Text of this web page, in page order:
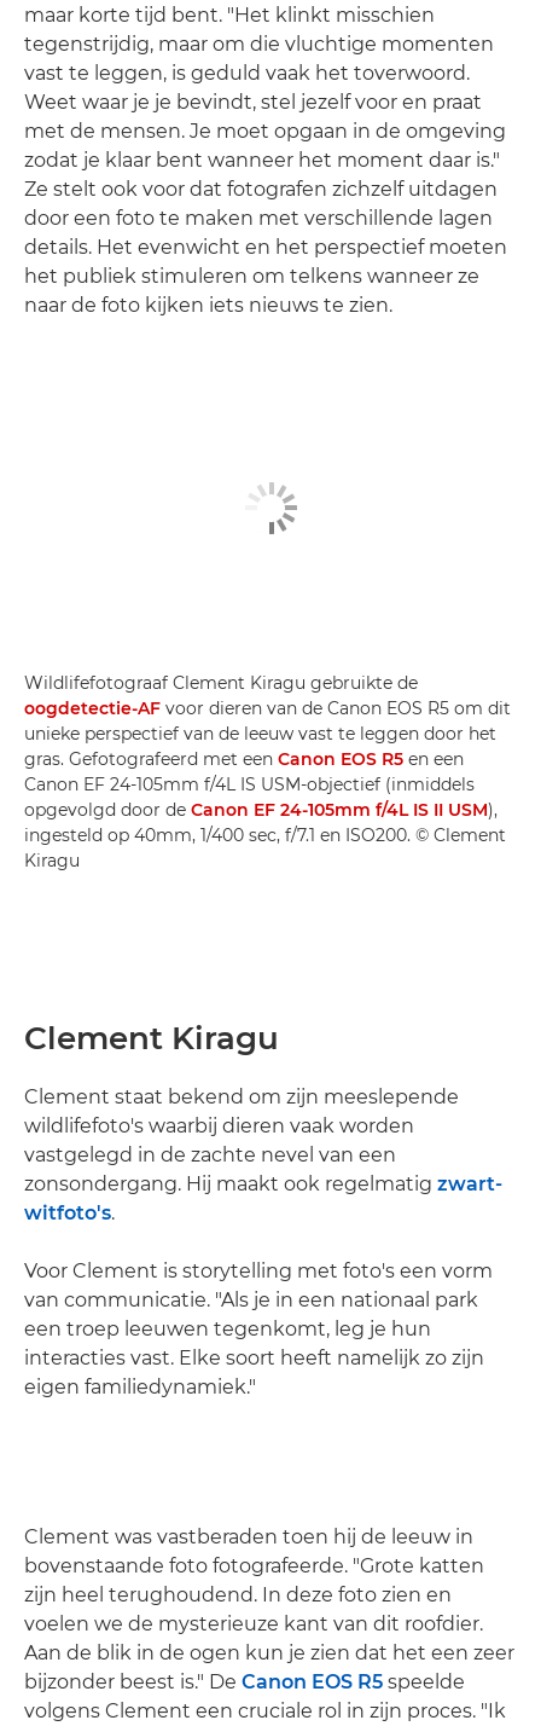
maar korte tijd bent. "Het klinkt misschien
tegenstrijdig, maar om die vluchtige momenten
vast te leggen, is geduld vaak het toverwoord.
Weet waar je je bevindt, stel jezelf voor en praat
met de mensen. Je moet opgaan in de omgeving
zodat je klaar bent wanneer het moment daar is."
Ze stelt ook voor dat fotografen zichzelf uitdagen
door een foto te maken met verschillende lagen
details. Het evenwicht en het perspectief moeten
het publiek stimuleren om telkens wanneer ze
naar de foto kijken iets nieuws te zien.
Wildlifefotograaf Clement Kiragu gebruikte de
oogdetectie-AF voor dieren van de Canon EOS R5 om dit
unieke perspectief van de leeuw vast te leggen door het
gras. Gefotografeerd met een Canon EOS R5 en een
Canon EF 24-105mm f/4L IS USM-objectief (inmiddels
opgevolgd door de Canon EF 24-105mm f/4L IS II USM),
ingesteld op 40mm, 1/400 sec, f/7.1 en ISO200. © Clement
Kiragu
Clement Kiragu
Clement staat bekend om zijn meeslepende
wildlifefoto's waarbij dieren vaak worden
vastgelegd in de zachte nevel van een
zonsondergang. Hij maakt ook regelmatig zwart-
witfoto's.
Voor Clement is storytelling met foto's een vorm
van communicatie. "Als je in een nationaal park
een troep leeuwen tegenkomt, leg je hun
interacties vast. Elke soort heeft namelijk zo zijn
eigen familiedynamiek."
Clement was vastberaden toen hij de leeuw in
bovenstaande foto fotografeerde. "Grote katten
zijn heel terughoudend. In deze foto zien en
voelen we de mysterieuze kant van dit roofdier.
Aan de blik in de ogen kun je zien dat het een zeer
bijzonder beest is." De Canon EOS R5 speelde
volgens Clement een cruciale rol in zijn proces. "Ik